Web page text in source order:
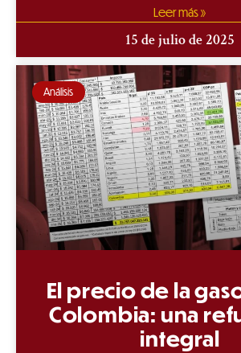
Leer más »
15 de julio de 2025
Análisis
El precio de la
Colombia: una
integral